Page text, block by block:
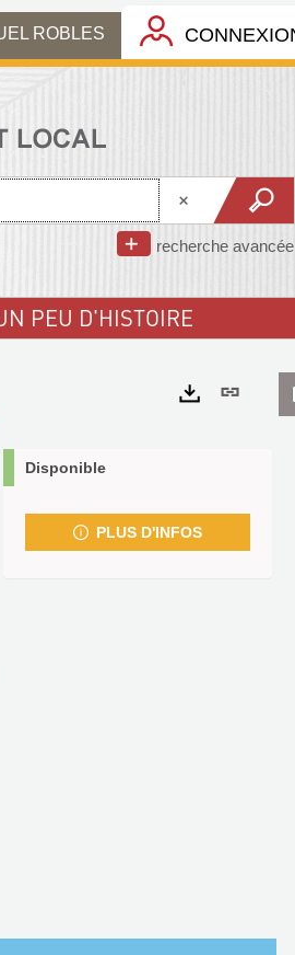
ROBLES
recherche avancée
PEU D'HISTOIRE
Disponible
PLUS D'INFOS